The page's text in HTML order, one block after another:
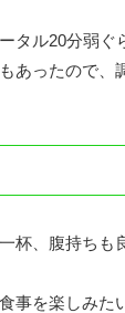
タル20分弱ぐ
あったので、
杯、腹持ちも
事を楽しみた